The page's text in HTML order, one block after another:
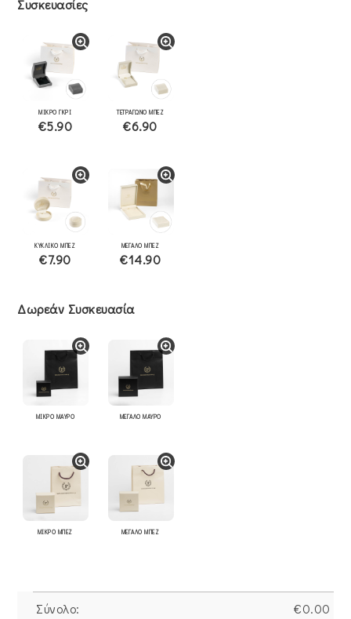
Συσκευασίες
ΜΙΚΡΟ ΓΚΡΙ
€5.90
ΤΕΤΡΑΓΩΝΟ ΜΠΕΖ
€6.90
ΚΥΚΛΙΚΟ ΜΠΕΖ
€7.90
ΜΕΓΑΛΟ ΜΠΕΖ
€14.90
Δωρεάν Συσκευασία
ΜΙΚΡΟ ΜΑΥΡΟ ΜΕΓΑΛΟ ΜΑΥΡΟ
ΜΙΚΡΟ ΜΠΕΖ ΜΕΓΑΛΟ ΜΠΕΖ
Σύνολο: €0.00